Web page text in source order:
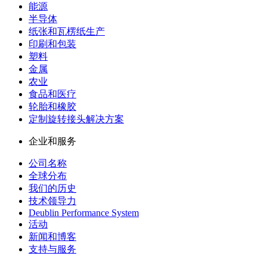
能源
半导体
纸张和瓦楞纸生产
印刷和包装
塑料
金属
农业
食品和医疗
轮胎和橡胶
定制旋转接头解决方案
企业和服务
公司名称
全球分布
我们的历史
技术领导力
Deublin Performance System
活动
新闻和博客
支持与服务